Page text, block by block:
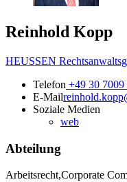
Reinhold Kopp
HEUSSEN
Telefon +49 30 7009
E-Mail
Soziale Medien
web
Abteilung
Arbeitsrecht,Corporate